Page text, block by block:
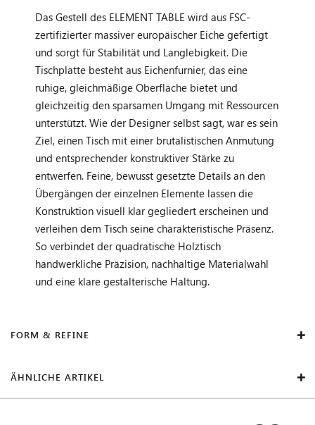
Das Gestell des ELEMENT TABLE wird aus FSC-
zertifizierter massiver europäischer Eiche gefertigt
und sorgt für Stabilität und Langlebigkeit. Die
Tischplatte besteht aus Eichenfurnier, das eine
ruhige, gleichmäßige Oberfläche bietet und
gleichzeitig den sparsamen Umgang mit Ressourcen
unterstützt. Wie der Designer selbst sagt, war es sein
Ziel, einen Tisch mit einer brutalistischen Anmutung
und entsprechender konstruktiver Stärke zu
entwerfen. Feine, bewusst gesetzte Details an den
Übergängen der einzelnen Elemente lassen die
Konstruktion visuell klar gegliedert erscheinen und
verleihen dem Tisch seine charakteristische Präsenz.
So verbindet der quadratische Holztisch
handwerkliche Präzision, nachhaltige Materialwahl
und eine klare gestalterische Haltung.
FORM & REFINE
ÄHNLICHE ARTIKEL